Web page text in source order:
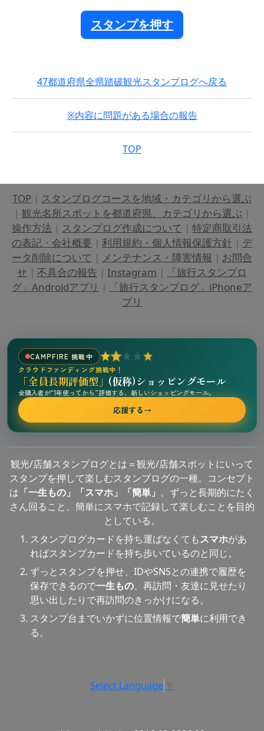
スタンプを押す
47都道府県全県踏破観光スタンプログへ戻る
※内容に問題がある場合の報告
TOP
TOP | スタンプログコースを地域・カテゴリから選ぶ
| 観光名所スポットを都道府県、カテゴリから選ぶ |
操作方法 | スタンプログ作成について | 特定商取引法
の表記・会社概要 | 利用規約・個人情報保護方針 | デ
ータ削除について | メンテナンス・障害情報 | お問合
せ | 不具合の報告 | Instagram |
「旅行スタンプロ
グ」Androidアプリ |
「旅行スタンプログ」iPhoneア
プリ
CAMPFIRE 挑戦中
クラウドファンディング挑戦中！
「全員長期評価型」 (仮称)ショッピングモール
全購入者が“1年使ってから”評価する、新しいショッピングモール。
応援する→
観光/店舗スタンプログとは＝観光/店舗スポットにいって
スタンプを押して楽しむスタンプログの一種。コンセプト
は 「一生もの」「スマホ」「簡単」 。ずっと長期的にたく
さん回ること、簡単にスマホで記録して楽しむことを目的
としている。
スタンプログカードを持ち運ばなくてもスマホがあ
ればスタンプカードを持ち歩いているのと同じ。
ずっとスタンプを押せ、IDやSNSとの連携で履歴を
保存できるので一生もの、再訪問・友達に見せたり
思い出したりで再訪問のきっかけになる。
スタンプ台までいかずに位置情報で簡単に利用でき
る。
Select Language